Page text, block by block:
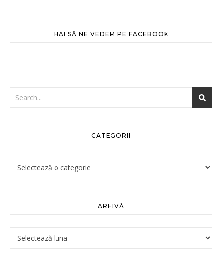
HAI SĂ NE VEDEM PE FACEBOOK
CATEGORII
ARHIVĂ